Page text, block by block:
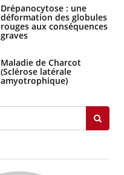
Drépanocytose : une
déformation des globules
rouges aux conséquences
graves
Maladie de Charcot
(Sclérose latérale
amyotrophique)